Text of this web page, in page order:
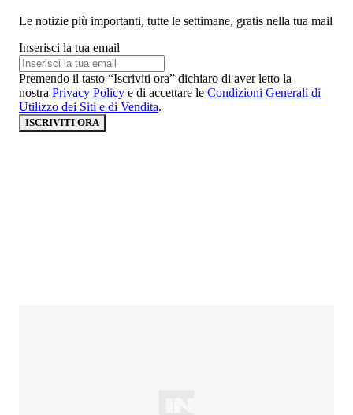
Le notizie più importanti, tutte le settimane, gratis nella tua mail
Inserisci la tua email
Premendo il tasto “Iscriviti ora” dichiaro di aver letto la
nostra Privacy Policy e di accettare le Condizioni Generali di
Utilizzo dei Siti e di Vendita.
ISCRIVITI ORA